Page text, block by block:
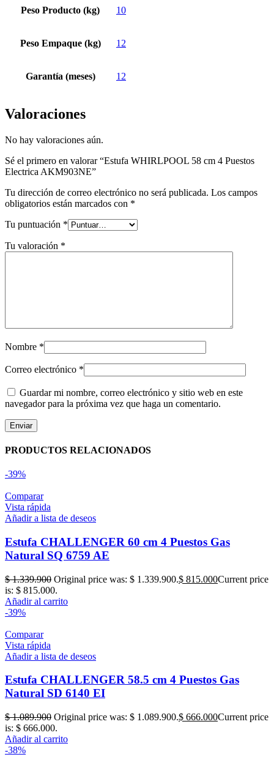
Peso Producto (kg) 10
Peso Empaque (kg) 12
Garantía (meses) 12
Valoraciones
No hay valoraciones aún.
Sé el primero en valorar “Estufa WHIRLPOOL 58 cm 4 Puestos
Electrica AKM903NE”
Tu dirección de correo electrónico no será publicada. Los campos
obligatorios están marcados con *
Tu puntuación *
Tu valoración *
Nombre *
Correo electrónico *
Guardar mi nombre, correo electrónico y sitio web en este
navegador para la próxima vez que haga un comentario.
PRODUCTOS RELACIONADOS
-39%
Comparar
Vista rápida
Añadir a lista de deseos
Estufa CHALLENGER 60 cm 4 Puestos Gas
Natural SQ 6759 AE
$1.339.900 Original price was: $ 1.339.900.$ 815.000Current price
is: $ 815.000.
Añadir al carrito
-39%
Comparar
Vista rápida
Añadir a lista de deseos
Estufa CHALLENGER 58.5 cm 4 Puestos Gas
Natural SD 6140 EI
$1.089.900 Original price was: $ 1.089.900.$ 666.000Current price
is: $ 666.000.
Añadir al carrito
-38%